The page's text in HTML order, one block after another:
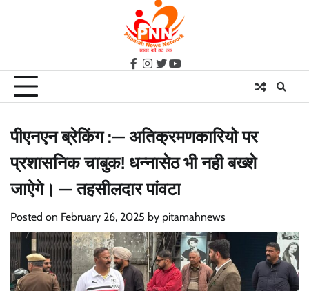
facebook
instagram
twitteryoutube
पीएनएन ब्रेकिंग :— अतिक्रमणकारियो पर
प्रशासनिक चाबुक! धन्नासेठ भी नही बख्शे
जाऐगे। — तहसीलदार पांवटा
Posted on February 26, 2025 by pitamahnews